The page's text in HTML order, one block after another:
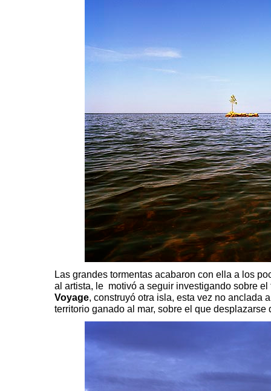
Las grandes tormentas acabaron con ella a los
al artista, le motivó a seguir investigando sobre
Voyage, construyó otra isla, esta vez no anclada
territorio ganado al mar, sobre el que desplazarse